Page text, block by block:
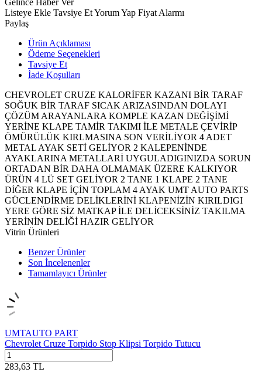
Listeye Ekle Tavsiye EtYorum Yap Fiyat Alarmı
Paylaş
Ürün Açıklaması
Ödeme Seçenekleri
Tavsiye Et
İade Koşulları
CHEVROLET CRUZE KALORİFER KAZANI BİR TARAF
SOĞUK BİR TARAF SICAK ARIZASINDAN DOLAYI
ÇÖZÜM ARAYANLARA KOMPLE KAZAN DEĞİŞİMİ
YERİNE KLAPE TAMİR TAKIMI İLE METALE ÇEVİRİP
ÖMÜRÜLÜK KIRLMASINA SON VERİLİYOR 4 ADET
METAL AYAK SETİ GELİYOR 2 KALEPENİNDE
AYAKLARINA METALLARİ UYGULADIGINIZDA SORUN
ORTADAN BİR DAHA OLMAMAK ÜZERE KALKIYOR
ÜRÜN 4 LÜ SET GELİYOR 2 TANE 1 KLAPE 2 TANE
DİĞER KLAPE İÇİN TOPLAM 4 AYAK UMT AUTO PARTS
GÜCLENDİRME DELİKLERİNİ KLAPENİZİN KIRILDIGI
YERE GÖRE SİZ MATKAP İLE DELİCEKSİNİZ TAKILMA
YERİNİN DELİĞİ HAZIR GELİYOR
Vitrin Ürünleri
Benzer Ürünler
Son İncelenenler
Tamamlayıcı Ürünler
UMTAUTO PART
Chevrolet Cruze Torpido Stop Klipsi Torpido Tutucu
283,63 TL